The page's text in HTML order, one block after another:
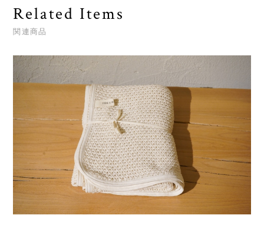
Related Items
関連商品